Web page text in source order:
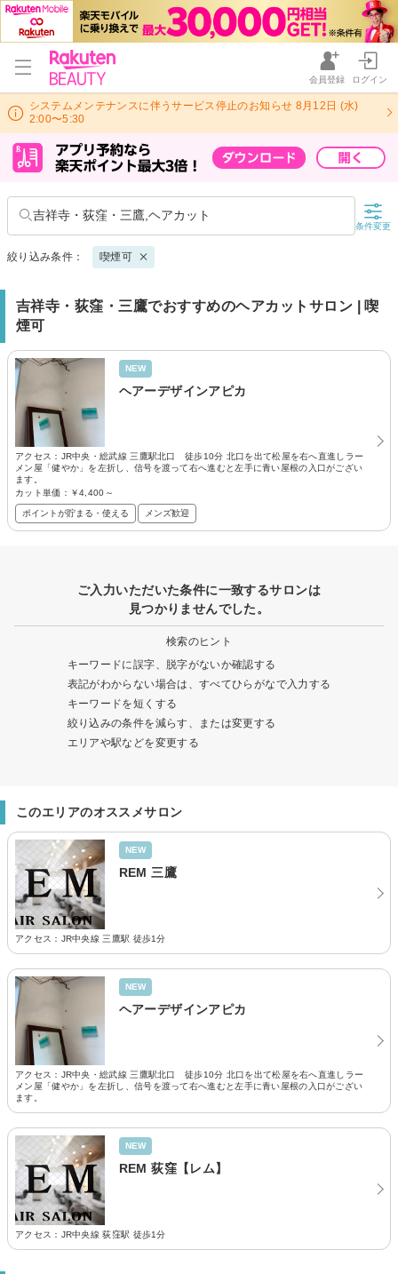
会員登録 ログイン
システムメンテナンスに伴うサービス停止のお知らせ 8月12日 (水)
2:00〜5:30
吉祥寺・荻窪・三鷹,ヘアカット
条件変更
絞り込み条件： 喫煙可
吉祥寺・荻窪・三鷹でおすすめのヘアカットサロン | 喫
煙可
NEW
ヘアーデザインアピカ
アクセス：JR中央・総武線 三鷹駅北口 徒歩10分 北口を出て松屋を右へ直進しラー
メン屋「健やか」を左折し、信号を渡って右へ進むと左手に青い屋根の入口がござい
ます。
カット単価： ￥4,400～
ポイントが貯まる・使える メンズ歓迎
ご入力いただいた条件に一致するサロンは
見つかりませんでした。
検索のヒント
キーワードに誤字、脱字がないか確認する
表記がわからない場合は、すべてひらがなで入力する
キーワードを短くする
絞り込みの条件を減らす、または変更する
エリアや駅などを変更する
このエリアのオススメサロン
NEW
REM 三鷹
アクセス：JR中央線 三鷹駅 徒歩1分
NEW
ヘアーデザインアピカ
アクセス：JR中央・総武線 三鷹駅北口 徒歩10分 北口を出て松屋を右へ直進しラー
メン屋「健やか」を左折し、信号を渡って右へ進むと左手に青い屋根の入口がござい
ます。
NEW
REM 荻窪【レム】
アクセス：JR中央線 荻窪駅 徒歩1分